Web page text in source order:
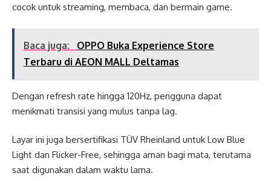
cocok untuk streaming, membaca, dan bermain game.
Baca juga:
OPPO Buka Experience Store
Terbaru di AEON MALL Deltamas
Dengan refresh rate hingga 120Hz, pengguna dapat
menikmati transisi yang mulus tanpa lag.
Layar ini juga bersertifikasi TÜV Rheinland untuk Low Blue
Light dan Flicker-Free, sehingga aman bagi mata, terutama
saat digunakan dalam waktu lama.